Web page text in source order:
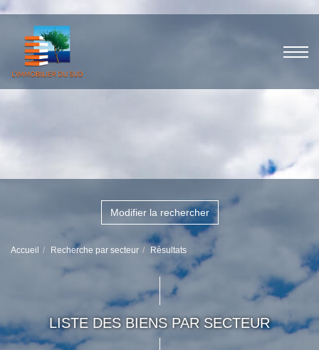
Modifier la rechercher
Accueil Recherche par secteur Résultats
LISTE DES BIENS PAR SECTEUR